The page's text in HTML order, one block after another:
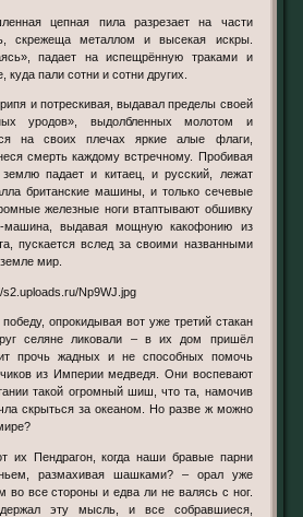
цепная пила разрезает на части
скрежеща металлом и высекая искры.
падает на испещрённую траками и
пали сотни и сотни других.
и потрескивая, выдавал пределы своей
уродов», выдолбленных молотом и
на своих плечах яркие алые флаги,
смерть каждому встречному. Пробивая
падает и китаец, и русский, лежат
британские машины, и только сечевые
железные ноги втаптывают обшивку
машина, выдавая мощную какофонию из
пускается вслед за своими названными
мир.
опрокидывая вот уже третий стакан
селяне ликовали – в их дом пришёл
прочь жадных и не способных помочь
из Империи медведя. Они воспевают
такой огромный шиш, что та, намочив
скрыться за океаном. Но разве ж можно
их Пендрагон, когда наши бравые парни
размахивая шашками? – орал уже
во все стороны и едва ли не валясь с ног.
эту мысль, и все собравшиеся,